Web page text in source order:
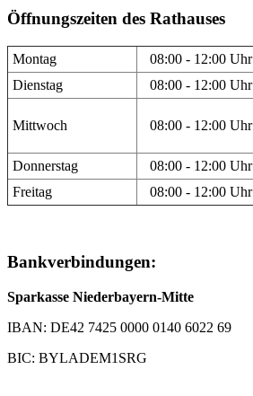
Öffnungszeiten des Rathauses
Montag 08:00 - 12:00 Uhr
Dienstag
08:00 - 12:00 Uhr
Mittwoch 08:00 - 12:00 Uhr
Donnerstag 08:00 - 12:00 Uhr
Freitag
08:00 - 12:00 Uhr
Bankverbindungen:
Sparkasse Niederbayern-Mitte
IBAN: DE42 7425 0000 0140 6022 69
BIC: BYLADEM1SRG